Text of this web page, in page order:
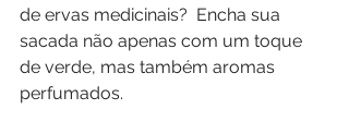
de ervas medicinais?  Encha sua
sacada não apenas com um toque
de verde, mas também aromas
perfumados.